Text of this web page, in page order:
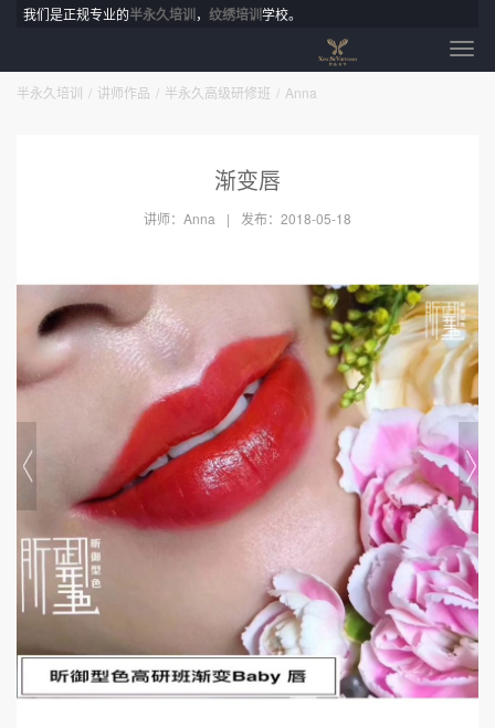
我们是正规专业的半永久培训， 纹绣培训学校。
半永久培训 讲师作品 半永久高级研修班 Anna
渐变唇
讲师：Anna 发布：2018-05-18